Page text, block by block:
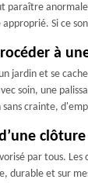
paraître
approprié. Si ce
à
jardin et se
soin, une
sans crainte,
d’une
par tous.
durable et sur